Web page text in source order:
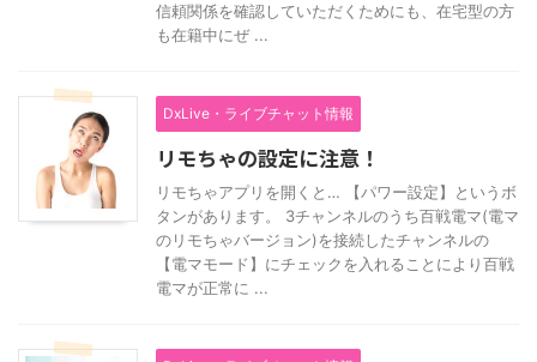
信頼関係を確認していただくためにも、在宅型の方
も在籍中にぜ ...
DxLive・ライブチャット情報
リモちゃの設定に注意！
リモちゃアプリを開くと… 【パワー設定】というボ
タンがあります。 3チャンネルのうち百戦電マ(電マ
のリモちゃバージョン)を接続したチャンネルの
【電マモード】にチェックを入れることにより百戦
電マが正常に ...